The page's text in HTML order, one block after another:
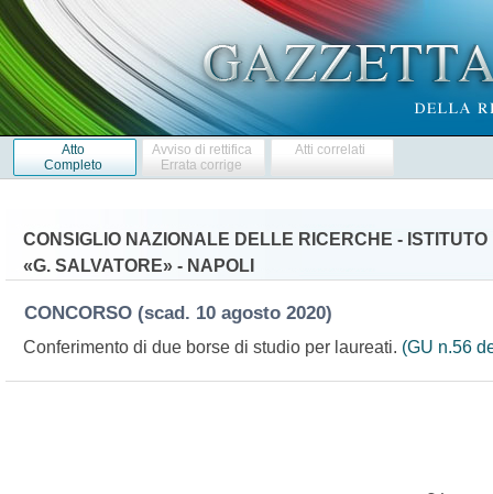
Atto
Completo
Avviso di rettifica
Errata corrige
Atti correlati
CONSIGLIO NAZIONALE DELLE RICERCHE -
«G. SALVATORE» - NAPOLI
CONCORSO (scad. 10 agosto 2020)
Conferimento di due borse di studio per laureati. (GU n.56